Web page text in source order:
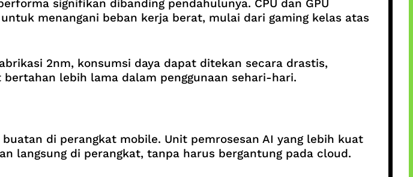
signifikan dibanding pendahulunya. CPU dan GPU
menangani beban kerja berat, mulai dari gaming kelas atas
2nm, konsumsi daya dapat ditekan secara drastis,
lebih lama dalam penggunaan sehari-hari.
di perangkat mobile. Unit pemrosesan AI yang lebih kuat
langsung di perangkat, tanpa harus bergantung pada cloud.